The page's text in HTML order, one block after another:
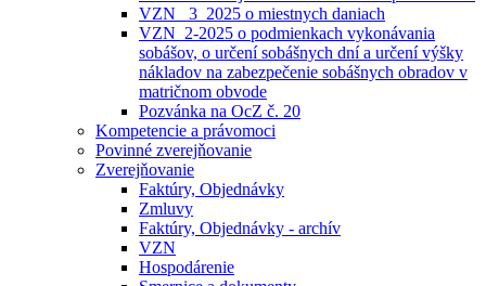
VZN _3_2025 o miestnych daniach
VZN_2-2025 o podmienkach vykonávania
sobášov, o určení sobášnych dní a určení výšky
nákladov na zabezpečenie sobášnych obradov v
matričnom obvode
Pozvánka na OcZ č. 20
Kompetencie a právomoci
Povinné zverejňovanie
Zverejňovanie
Faktúry, Objednávky
Zmluvy
Faktúry, Objednávky - archív
VZN
Hospodárenie